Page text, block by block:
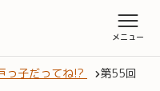
っ子だってね!? 第55回 大